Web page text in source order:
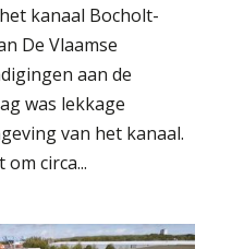
kanaal Bocholt-
De Vlaamse
aan de
was lekkage
van het kanaal.
circa...